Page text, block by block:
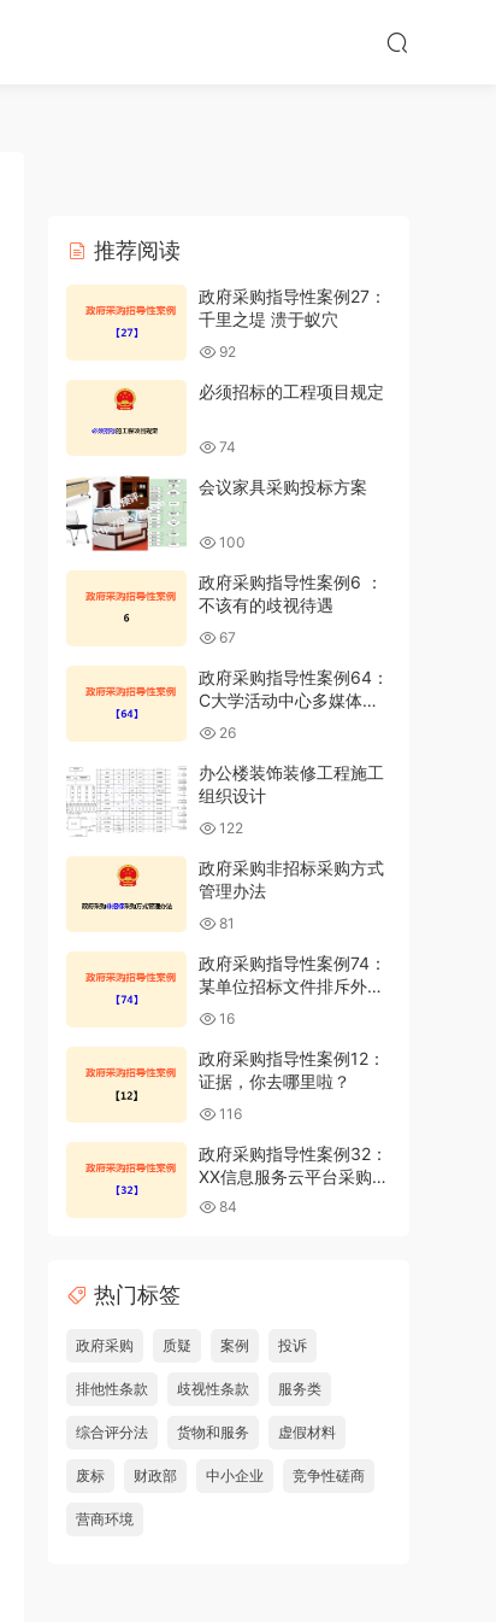
推荐阅读
政府采购指导性案例27：
千里之堤 溃于蚁穴
92
必须招标的工程项目规定
74
会议家具采购投标方案
100
政府采购指导性案例6 ：
不该有的歧视待遇
67
政府采购指导性案例64：
C大学活动中心多媒体教
室建设采购项目投诉案
26
办公楼装饰装修工程施工
组织设计
122
政府采购非招标采购方式
管理办法
81
政府采购指导性案例74：
某单位招标文件排斥外地
企业参与投标
16
政府采购指导性案例12：
证据，你去哪里啦？
116
政府采购指导性案例32：
XX信息服务云平台采购项
目投诉案
84
热门标签
政府采购 质疑 案例 投诉
排他性条款 歧视性条款 服务类
综合评分法 货物和服务 虚假材料
废标 财政部 中小企业 竞争性磋商
营商环境